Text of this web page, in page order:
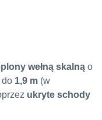
wełną skalną o
do 1,9 m (w
ukryte schody